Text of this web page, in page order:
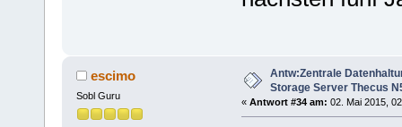
escimo
Sobl Guru
Antw:Zentrale
Storage Server Thecus
« Antwort #34 am: 02. Mai 2015,